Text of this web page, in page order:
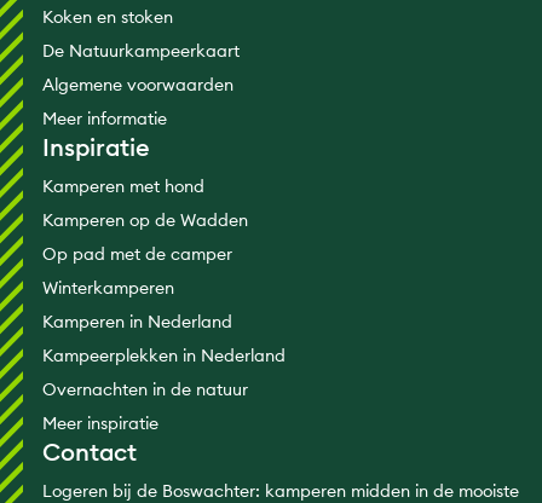
Koken en stoken
De Natuurkampeerkaart
Algemene voorwaarden
Meer informatie
Inspiratie
Kamperen met hond
Kamperen op de Wadden
Op pad met de camper
Winterkamperen
Kamperen in Nederland
Kampeerplekken in Nederland
Overnachten in de natuur
Meer inspiratie
Contact
Logeren bij de Boswachter: kamperen midden in de mooiste